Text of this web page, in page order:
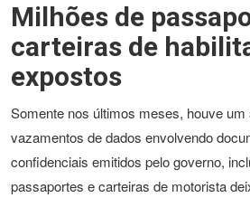
Milhões de
carteiras de
expostos
Somente nos últimos meses, houve
vazamentos de dados envolvendo
confidenciais emitidos pelo governo,
passaportes e carteiras de motorista